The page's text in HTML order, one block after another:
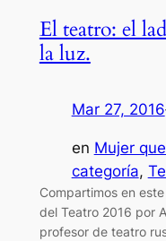
El teatro: el
la luz.
Mar 27, 2016
en Mujer
categoría,
Compartimos en
del Teatro 2016 por
profesor de teatro